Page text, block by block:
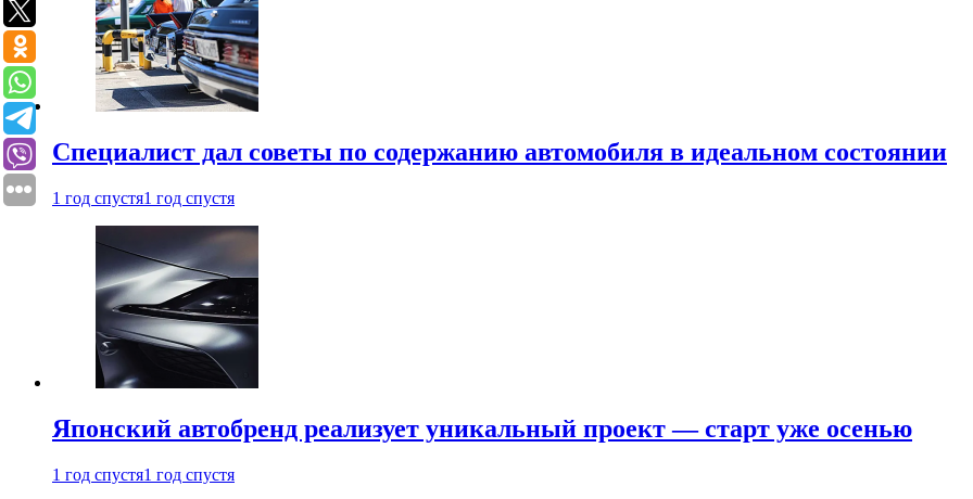
Специалист дал советы по содержанию автомобиля в идеальном состоянии
1 год спустя1 год спустя
Японский автобренд реализует уникальный проект — старт уже осенью
1 год спустя1 год спустя